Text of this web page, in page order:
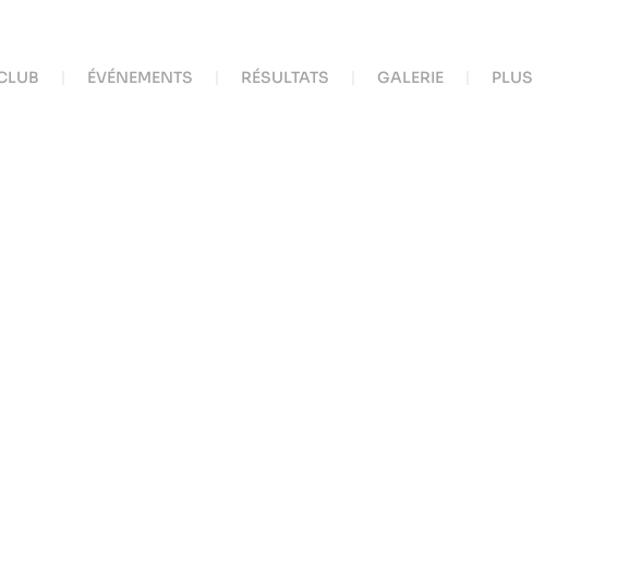
ÉVÉNEMENTS RÉSULTATS GALERIE PLUS